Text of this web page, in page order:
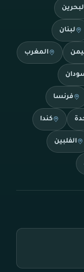
لبنان
المغرب
فرنسا
كندا
الفلبين